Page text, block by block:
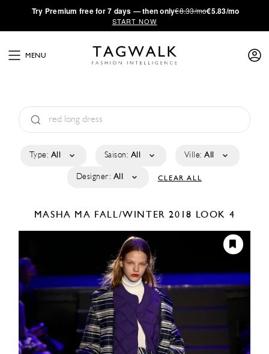
·Try Premium free for 7 days — then only€8.33/mo€5.83/mo
START NOW
MENU
Type: All Saison: All Ville: All
Designer: All CLEAR ALL
MASHA MA FALL/WINTER 2018 LOOK 4